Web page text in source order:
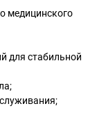
медицинского
для стабильной